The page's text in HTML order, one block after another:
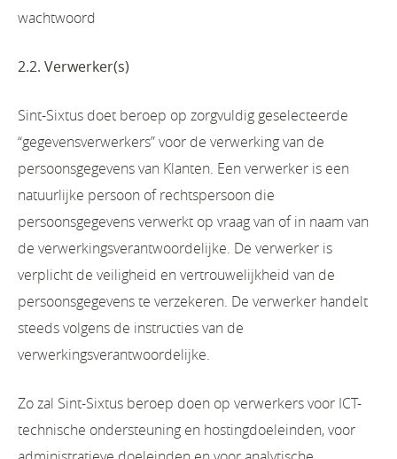
wachtwoord
2.2. Verwerker(s)
Sint-Sixtus doet beroep op zorgvuldig geselecteerde
“gegevensverwerkers” voor de verwerking van de
persoonsgegevens van Klanten. Een verwerker is een
natuurlijke persoon of rechtspersoon die
persoonsgegevens verwerkt op vraag van of in naam van
de verwerkingsverantwoordelijke. De verwerker is
verplicht de veiligheid en vertrouwelijkheid van de
persoonsgegevens te verzekeren. De verwerker handelt
steeds volgens de instructies van de
verwerkingsverantwoordelijke.
Zo zal Sint-Sixtus beroep doen op verwerkers voor ICT-
technische ondersteuning en hostingdoeleinden, voor